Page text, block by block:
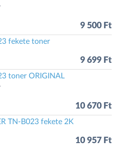
9 500 Ft
fekete toner
9 699 Ft
toner ORIGINAL
10 670 Ft
TN-B023 fekete 2K
10 957 Ft